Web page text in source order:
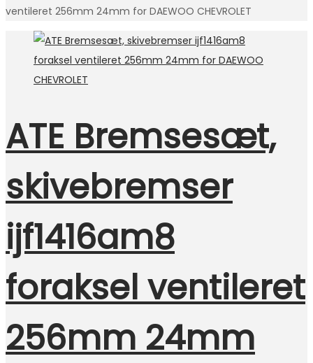
ventileret 256mm 24mm for DAEWOO CHEVROLET
ATE Bremsesæt,
skivebremser
ijf1416am8
foraksel ventileret
256mm 24mm